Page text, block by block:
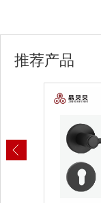
推荐产品